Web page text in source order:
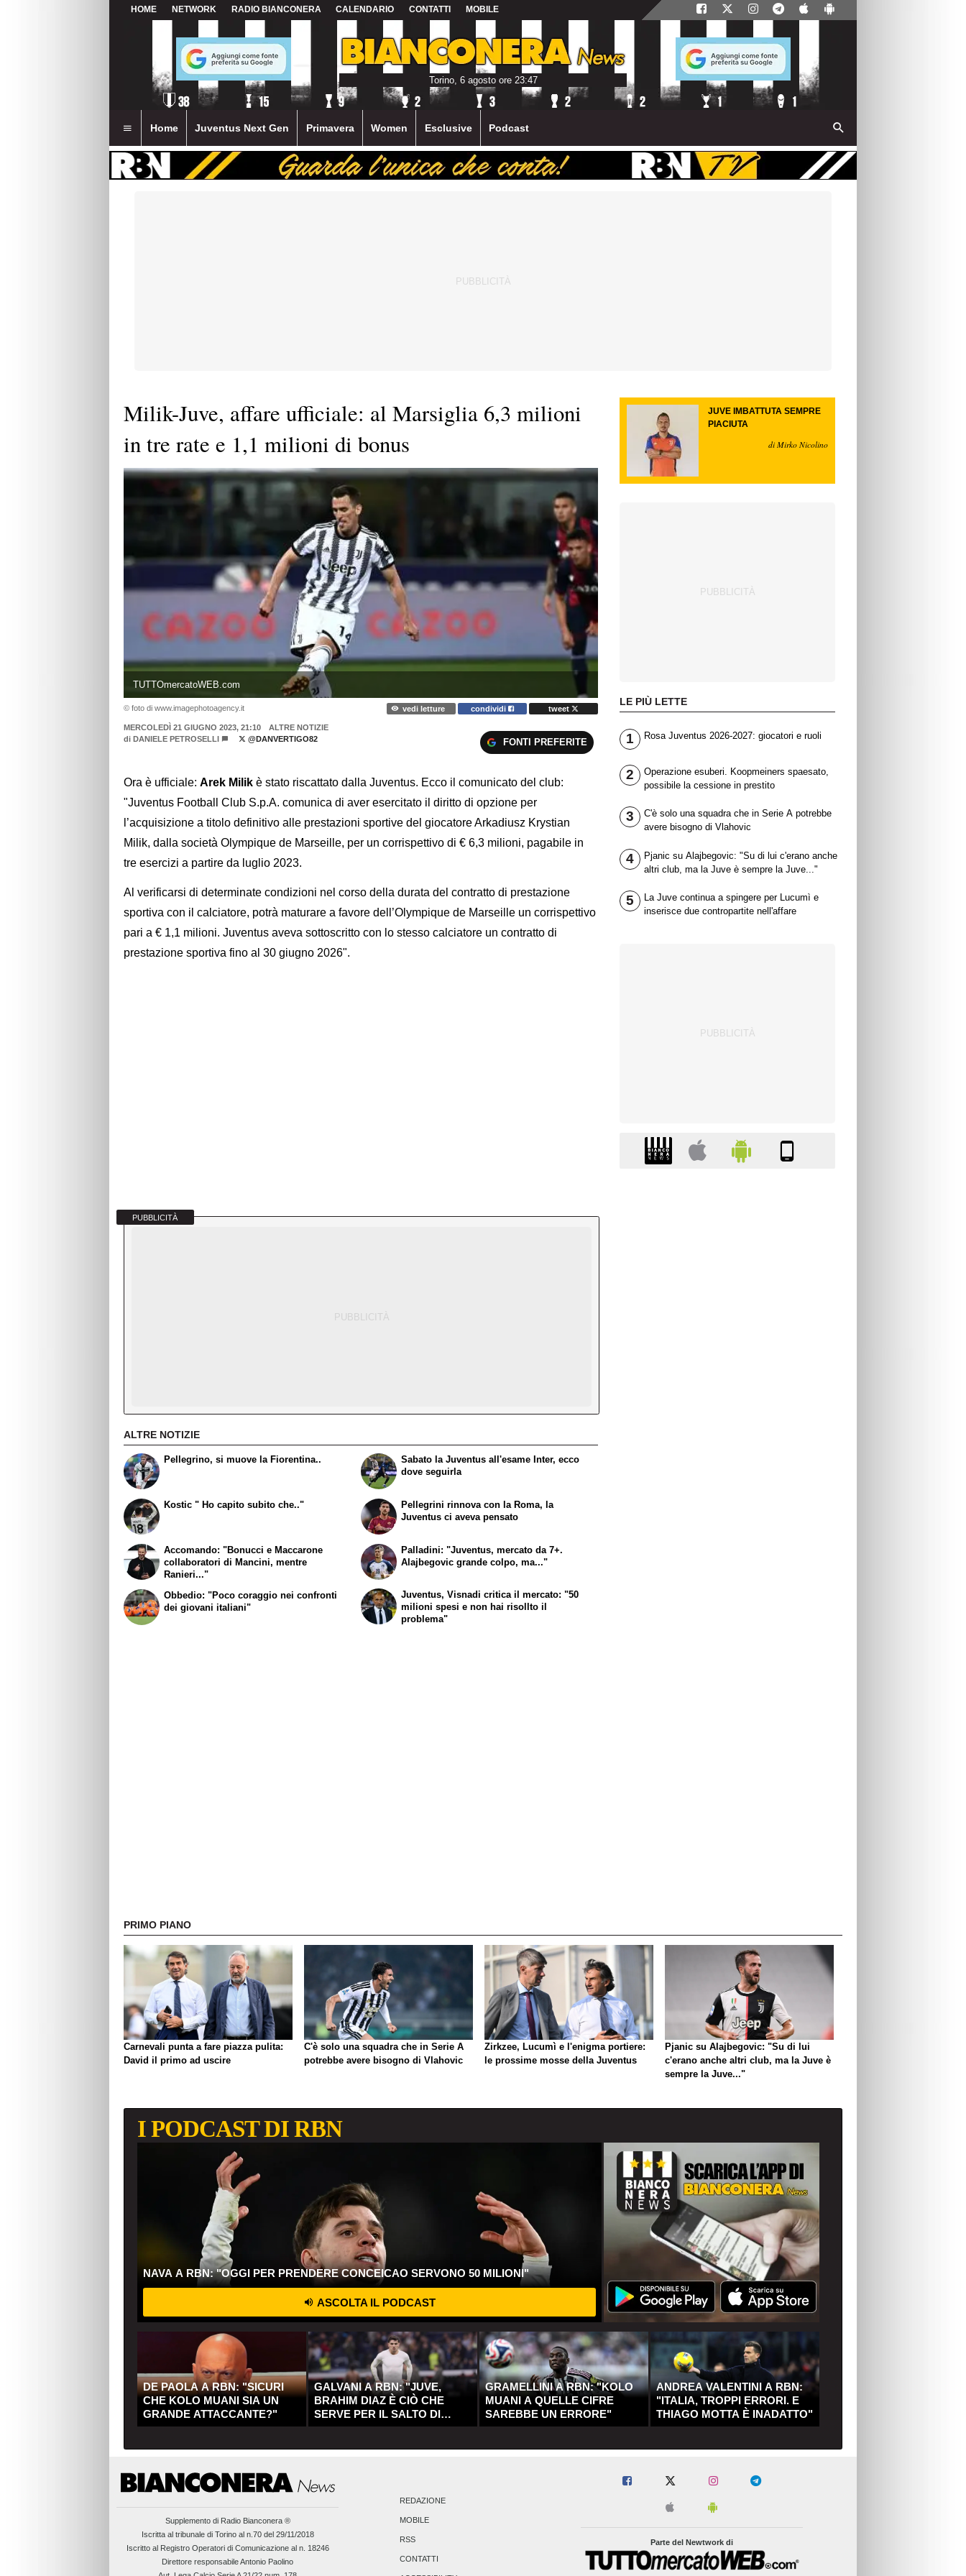
HOME NETWORK RADIO BIANCONERA CALENDARIO CONTATTI MOBILE
Torino, 6 agosto ore 23:47
Home Juventus Next Gen Primavera Women Esclusive Podcast
Milik-Juve, affare ufficiale: al Marsiglia 6,3 milioni
in tre rate e 1,1 milioni di bonus
TUTTOmercatoWEB.com
© foto di www.imagephotoagency.it vedi letture condividi tweet
MERCOLEDÌ 21 GIUGNO 2023, 21:10
ALTRE NOTIZIE
di DANIELE PETROSELLI @DANVERTIGO82 FONTI PREFERITE
Ora è ufficiale: Arek Milik è stato riscattato dalla Juventus. Ecco il comunicato del club:
"Juventus Football Club S.p.A. comunica di aver esercitato il diritto di opzione per
l’acquisizione a titolo definitivo alle prestazioni sportive del giocatore Arkadiusz Krystian
Milik, dalla società Olympique de Marseille, per un corrispettivo di € 6,3 milioni, pagabile in
tre esercizi a partire da luglio 2023.
Al verificarsi di determinate condizioni nel corso della durata del contratto di prestazione
sportiva con il calciatore, potrà maturare a favore dell’Olympique de Marseille un corrispettivo
pari a € 1,1 milioni. Juventus aveva sottoscritto con lo stesso calciatore un contratto di
prestazione sportiva fino al 30 giugno 2026".
PUBBLICITÀ
ALTRE NOTIZIE
Pellegrino, si muove la Fiorentina..
Kostic " Ho capito subito che.."
Sabato la Juventus all'esame Inter, ecco
dove seguirla
Pellegrini rinnova con la Roma, la
Juventus ci aveva pensato
Accomando: "Bonucci e Maccarone
collaboratori di Mancini, mentre
Ranieri..."
Obbedio: "Poco coraggio nei confronti
dei giovani italiani"
Palladini: "Juventus, mercato da 7+.
Alajbegovic grande colpo, ma..."
Juventus, Visnadi critica il mercato: "50
milioni spesi e non hai risollto il
problema"
JUVE IMBATTUTA SEMPRE
PIACIUTA
di Mirko Nicolino
LE PIÙ LETTE
1 Rosa Juventus 2026-2027: giocatori e ruoli
2
Operazione esuberi. Koopmeiners spaesato,
possibile la cessione in prestito
3
C'è solo una squadra che in Serie A potrebbe
avere bisogno di Vlahovic
4
Pjanic su Alajbegovic: "Su di lui c'erano anche
altri club, ma la Juve è sempre la Juve..."
5
La Juve continua a spingere per Lucumì e
inserisce due contropartite nell'affare
PRIMO PIANO
Carnevali punta a fare piazza pulita:
David il primo ad uscire
C'è solo una squadra che in Serie A
potrebbe avere bisogno di Vlahovic
Zirkzee, Lucumì e l'enigma portiere:
le prossime mosse della Juventus
Pjanic su Alajbegovic: "Su di lui
c'erano anche altri club, ma la Juve è
sempre la Juve..."
I PODCAST DI RBN
NAVA A RBN: "OGGI PER PRENDERE CONCEICAO SERVONO 50 MILIONI"
ASCOLTA IL PODCAST
DE PAOLA A RBN: "SICURI
CHE KOLO MUANI SIA UN
GRANDE ATTACCANTE?"
GALVANI A RBN: "JUVE,
BRAHIM DIAZ È CIÒ CHE
SERVE PER IL SALTO DI
QUALITÀ"
GRAMELLINI A RBN: "KOLO
MUANI A QUELLE CIFRE
SAREBBE UN ERRORE"
ANDREA VALENTINI A RBN:
"ITALIA, TROPPI ERRORI. E
THIAGO MOTTA È INADATTO"
Supplemento di Radio Bianconera ®
Iscritta al tribunale di Torino al n.70 del 29/11/2018
Iscritto al Registro Operatori di Comunicazione al n. 18246
Direttore responsabile Antonio Paolino
REDAZIONE
MOBILE
RSS
CONTATTI
Parte del Newtwork di